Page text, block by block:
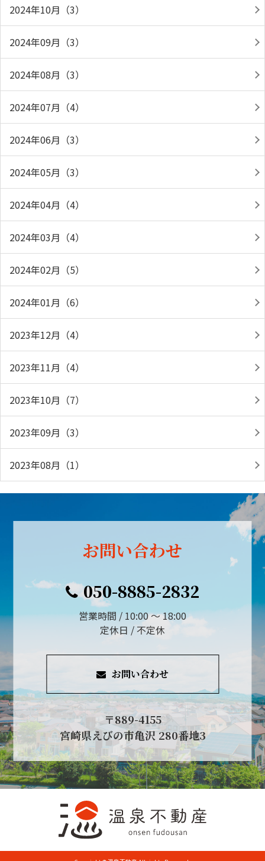
2024年10月（3）
2024年09月（3）
2024年08月（3）
2024年07月（4）
2024年06月（3）
2024年05月（3）
2024年04月（4）
2024年03月（4）
2024年02月（5）
2024年01月（6）
2023年12月（4）
2023年11月（4）
2023年10月（7）
2023年09月（3）
2023年08月（1）
お問い合わせ
050-8885-2832
営業時間 / 10:00 ～ 18:00
定休日 / 不定休
お問い合わせ
〒889-4155
宮崎県えびの市亀沢 280番地3